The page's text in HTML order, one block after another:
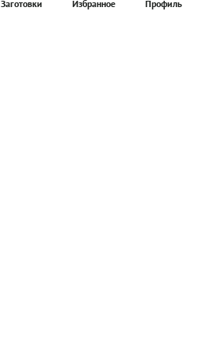
Заготовки Избранное Профиль